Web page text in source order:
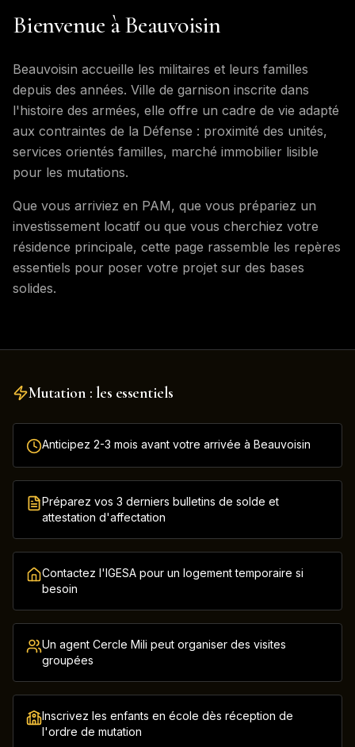
Bienvenue àBeauvoisin
Beauvoisin accueille les militaires et leurs familles
depuis des années. Ville de garnison inscrite dans
l'histoire des armées, elle offre un cadre de vie adapté
aux contraintes de la Défense : proximité des unités,
services orientés familles, marché immobilier lisible
pour les mutations.
Que vous arriviez en PAM, que vous prépariez un
investissement locatif ou que vous cherchiez votre
résidence principale, cette page rassemble les repères
essentiels pour poser votre projet sur des bases
solides.
Mutation : les essentiels
Anticipez 2-3 mois avant votre arrivée à Beauvoisin
Préparez vos 3 derniers bulletins de solde et
attestation d'affectation
Contactez l'IGESA pour un logement temporaire si
besoin
Un agent Cercle Mili peut organiser des visites
groupées
Inscrivez les enfants en école dès réception de
l'ordre de mutation